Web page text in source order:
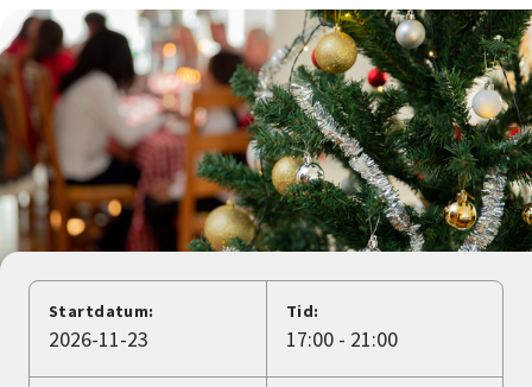
Om SV
Starta studiecirkel
Cirkelledare
Nyheter
Avdelningar
Startdatum:
2026-11-23
Tid:
17:00 - 21:00